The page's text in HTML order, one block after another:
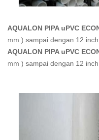
AQUALON PIPA uPVC
mm ) sampai dengan 12
AQUALON PIPA uPVC
mm ) sampai dengan 12